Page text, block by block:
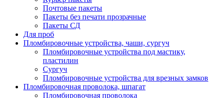
Почтовые пакеты
Пакеты без печати прозрачные
Пакеты СД
Для проб
Пломбировочные устройства, чаши, сургуч
Пломбировочные устройства под мастику,
пластилин
Сургуч
Пломбировочные устройства для врезных замков
Пломбировочная проволока, шпагат
Пломбировочная проволока